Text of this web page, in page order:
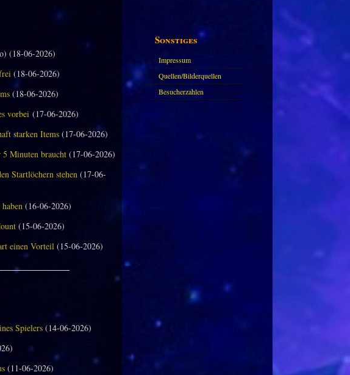
Sonstiges
Impressum
Quellen/Bilderquellen
Besucherzahlen
(18-06-2026)
(18-06-2026)
(18-06-2026)
vorbei(17-06-2026)
starken Items(17-06-2026)
Minuten braucht(17-06-2026)
Startlöchern stehen(17-06-
(16-06-2026)
(15-06-2026)
einen Vorteil(15-06-2026)
Spielers(14-06-2026)
(11-06-2026)